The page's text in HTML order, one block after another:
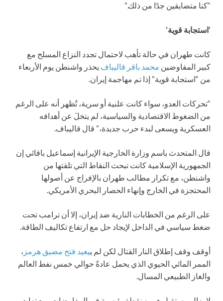
“كنا متضايقين جدًا من ذلك.”
‘استجابة قوية’
كانت طهران في حالة تأهب لاحتمال تجدد النزاع المسلح مع
كبير المفاوضين محمد باقر قاليباف يحذر واشنطن يوم الأربعاء
من “استجابة قوية” إذا تم مهاجمة إيران.
“تحركات العدو، سواء كانت علنية أو سرية، تُظهر أنه على الرغم
من الضغوط الاقتصادية والسياسية، لم يتخلَ عن أهدافه
العسكرية ويسعى لبدء حرب جديدة،” قال قاليباف.
قال المتحدث باسم وزارة الخارجية الإيرانية إسماعيل باقائي إن
الجمهورية الإسلامية كانت تبحث النقاط التي تلقتها من
واشنطن، مع تكرار مطالب طهران بالإفراج عن أصولها
المحتجزة في الخارج وإنهاء الحصار البحري الأمريكي.
على الرغم من الخطابات النارية ضد إيران، إلا أن ترامب تحت
ضغط سياسي في الداخل لإيجاد حل مع ارتفاع تكاليف الطاقة.
أوقف وقف إطلاق النار القتال لكن لم ييعيد فتح مضيق هرمز ،
الممر المائي الحيوي الذي يحمل عادةً حوالي خمس نفط العالم
والغاز الطبيعي المسال.